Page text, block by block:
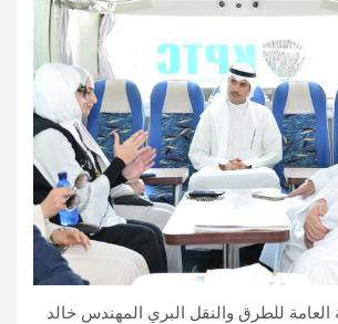
العامة للطرق والنقل البري المهندس خالد